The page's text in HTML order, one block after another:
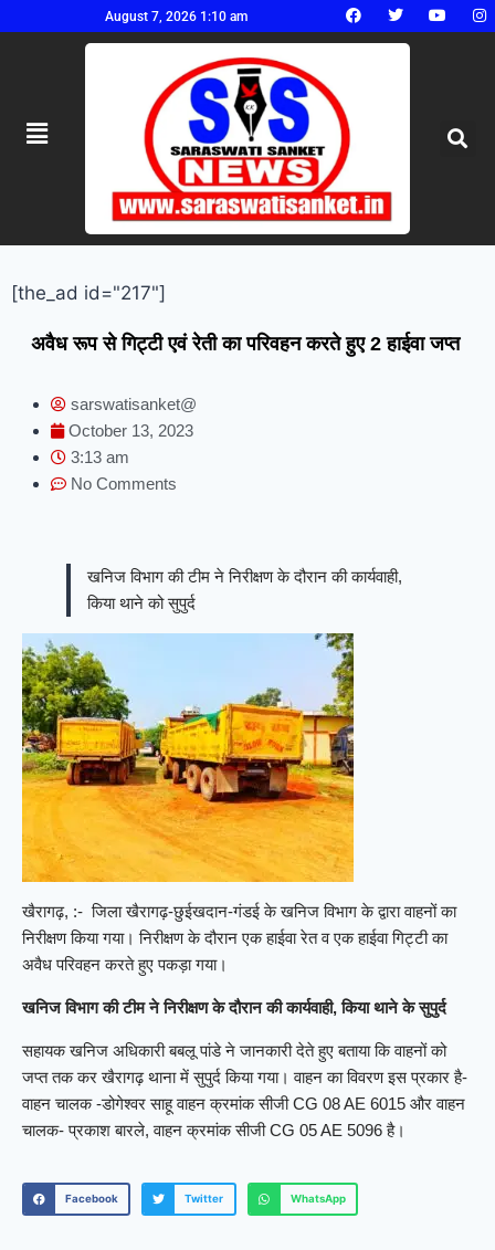
August 7, 2026 1:10 am
[the_ad id="217"]
अवैध रूप से गिट्टी एवं रेती का परिवहन करते हुए 2 हाईवा जप्त
sarswatisanket@
October 13, 2023
3:13 am
No Comments
खनिज विभाग की टीम ने निरीक्षण के दौरान की कार्यवाही,
किया थाने को सुपुर्द
खैरागढ़, :- जिला खैरागढ़-छुईखदान-गंडई के खनिज विभाग के द्वारा वाहनों का
निरीक्षण किया गया। निरीक्षण के दौरान एक हाईवा रेत‌ व एक हाईवा गिट्टी का
अवैध परिवहन करते हुए पकड़ा गया।
खनिज विभाग की टीम ने निरीक्षण के दौरान की कार्यवाही, किया थाने के सुपुर्द
सहायक खनिज अधिकारी बबलू पांडे ने जानकारी देते हुए बताया कि वाहनों को
जप्त तक कर खैरागढ़ थाना में सुपुर्द किया गया। वाहन का विवरण इस प्रकार है-
वाहन चालक -डोगेश्वर साहू वाहन क्रमांक सीजी CG 08 AE 6015 और वाहन
चालक- प्रकाश बारले, वाहन क्रमांक सीजी CG 05 AE 5096 है।
Facebook Twitter WhatsApp